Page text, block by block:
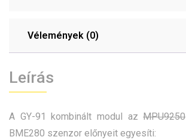
Vélemények (0)
Leírás
A GY-91 kombinált modul azMPU9250
BME280 szenzor előnyeit egyesíti: